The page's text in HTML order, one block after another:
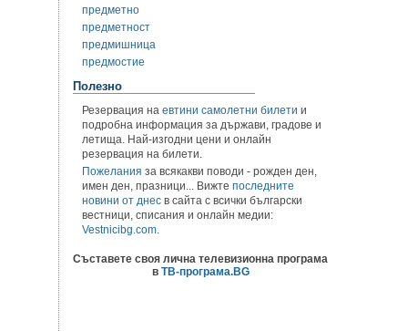
предметно
предметност
предмишница
предмостие
Полезно
Резервация на евтини самолетни билети и
подробна информация за държави, градове и
летища. Най-изгодни цени и онлайн
резервация на билети.
Пожелания за всякакви поводи - рожден ден,
имен ден, празници... Вижте последните
новини от днес в сайта с всички български
вестници, списания и онлайн медии:
Vestnicibg.com.
Съставете своя лична телевизионна програма
в ТВ-програма.BG